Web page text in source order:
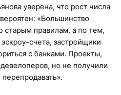
уверена, что рост числа
«Большинство
старым правилам, а по тем,
счета, застройщики
с банками. Проекты,
но не получили